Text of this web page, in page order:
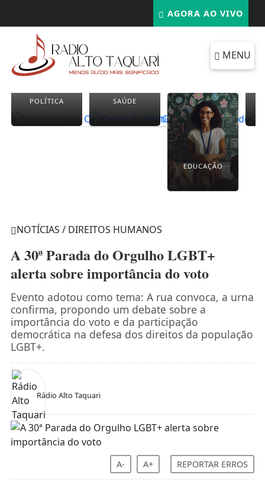
AGORA AO VIVO
MENU
POLÍTICA SAÚDE
EDUCAÇÃO
NOTÍCIAS / DIREITOS HUMANOS
A 30ª Parada do Orgulho LGBT+
alerta sobre importância do voto
Evento adotou como tema: A rua convoca, a urna
confirma, propondo um debate sobre a
importância do voto e da participação
democrática na defesa dos direitos da população
LGBT+.
Rádio Alto Taquari
A- A+ REPORTAR ERROS